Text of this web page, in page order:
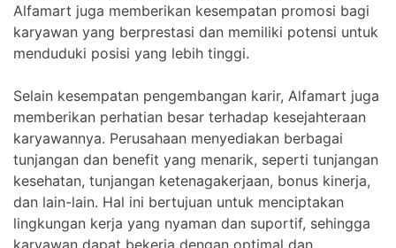
Alfamart juga memberikan kesempatan promosi bagi
karyawan yang berprestasi dan memiliki potensi untuk
menduduki posisi yang lebih tinggi.
Selain kesempatan pengembangan karir, Alfamart juga
memberikan perhatian besar terhadap kesejahteraan
karyawannya. Perusahaan menyediakan berbagai
tunjangan dan benefit yang menarik, seperti tunjangan
kesehatan, tunjangan ketenagakerjaan, bonus kinerja,
dan lain-lain. Hal ini bertujuan untuk menciptakan
lingkungan kerja yang nyaman dan suportif, sehingga
karyawan dapat bekerja dengan optimal dan